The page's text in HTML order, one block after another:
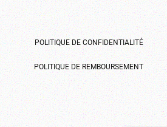
POLITIQUE DE CONFIDENTIALITÉ
POLITIQUE DE REMBOURSEMENT